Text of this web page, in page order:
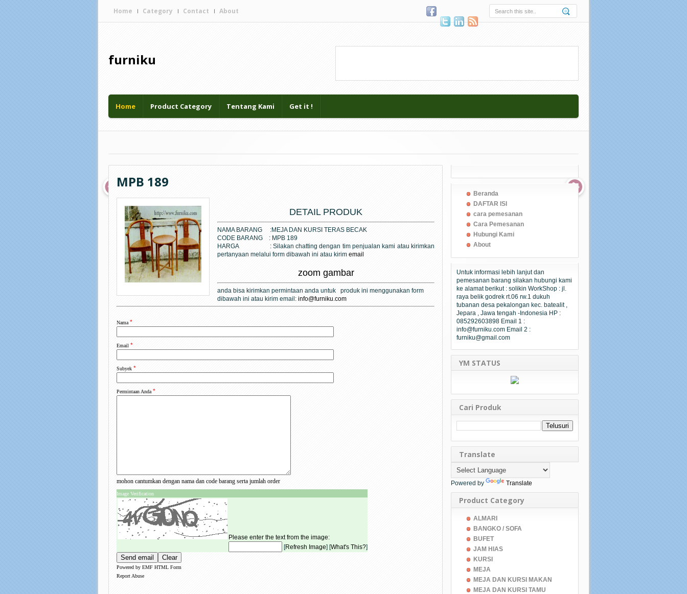
Home Category Contact About
furniku
Home Product Category Tentang Kami Get it !
MPB 189
DETAIL PRODUK
NAMA BARANG :MEJA DAN KURSI TERAS BECAK
CODE BARANG : MPB 189
HARGA : Silakan chatting dengan tim penjualan kami atau kirimkan
pertanyaan melalui form dibawah ini atau kirim email
zoom gambar
anda bisa kirimkan permintaan anda untuk produk ini menggunakan form
dibawah ini atau kirim email: info@furniku.com
Nama *
Email *
Subyek *
Permintaan Anda *
mohon cantumkan dengan nama dan code barang serta jumlah order
Image Verification
Please enter the text from the image:
[Refresh Image] [What's This?]
Powered by EMF HTML Form
Report Abuse
Beranda
DAFTAR ISI
cara pemesanan
Cara Pemesanan
Hubungi Kami
About
Untuk informasi lebih lanjut dan
pemesanan barang silakan hubungi kami
ke alamat berikut : solikin WorkShop : jl.
raya belik godrek rt.06 rw.1 dukuh
tubanan desa pekalongan kec. batealit ,
Jepara , Jawa tengah -Indonesia HP :
085292603898 Email 1 :
info@furniku.com Email 2 :
furniku@gmail.com
YM STATUS
Cari Produk
Translate
Powered by Translate
Product Category
ALMARI
BANGKO / SOFA
BUFET
JAM HIAS
KURSI
MEJA
MEJA DAN KURSI MAKAN
MEJA DAN KURSI TAMU